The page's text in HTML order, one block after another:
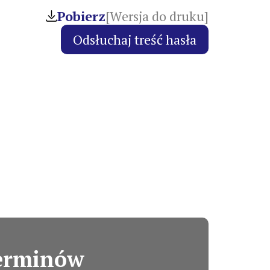
Pobierz[Wersja do druku]